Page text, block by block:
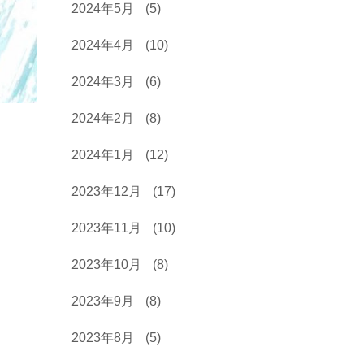
2024年5月 (5)
2024年4月 (10)
2024年3月 (6)
2024年2月 (8)
2024年1月 (12)
2023年12月 (17)
2023年11月 (10)
2023年10月 (8)
2023年9月 (8)
2023年8月 (5)